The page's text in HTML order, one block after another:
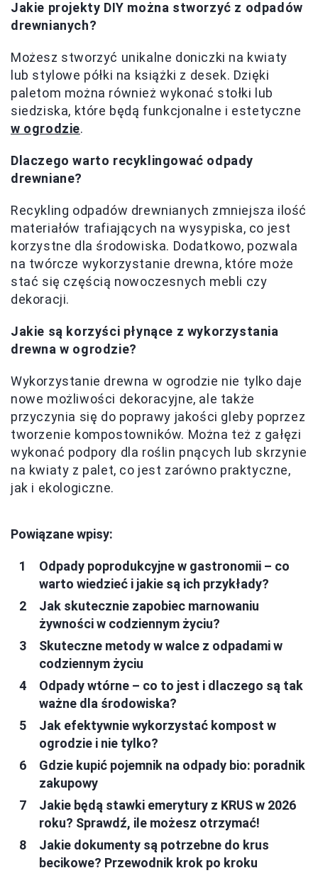
Jakie projekty DIY można stworzyć z odpadów
drewnianych?
Możesz stworzyć unikalne doniczki na kwiaty
lub stylowe półki na książki z desek. Dzięki
paletom można również wykonać stołki lub
siedziska, które będą funkcjonalne i estetyczne
w ogrodzie.
Dlaczego warto recyklingować odpady
drewniane?
Recykling odpadów drewnianych zmniejsza ilość
materiałów trafiających na wysypiska, co jest
korzystne dla środowiska. Dodatkowo, pozwala
na twórcze wykorzystanie drewna, które może
stać się częścią nowoczesnych mebli czy
dekoracji.
Jakie są korzyści płynące z wykorzystania
drewna w ogrodzie?
Wykorzystanie drewna w ogrodzie nie tylko daje
nowe możliwości dekoracyjne, ale także
przyczynia się do poprawy jakości gleby poprzez
tworzenie kompostowników. Można też z gałęzi
wykonać podpory dla roślin pnących lub skrzynie
na kwiaty z palet, co jest zarówno praktyczne,
jak i ekologiczne.
Powiązane wpisy:
Odpady poprodukcyjne w gastronomii – co
warto wiedzieć i jakie są ich przykłady?
Jak skutecznie zapobiec marnowaniu
żywności w codziennym życiu?
Skuteczne metody w walce z odpadami w
codziennym życiu
Odpady wtórne – co to jest i dlaczego są tak
ważne dla środowiska?
Jak efektywnie wykorzystać kompost w
ogrodzie i nie tylko?
Gdzie kupić pojemnik na odpady bio: poradnik
zakupowy
Jakie będą stawki emerytury z KRUS w 2026
roku? Sprawdź, ile możesz otrzymać!
Jakie dokumenty są potrzebne do krus
becikowe? Przewodnik krok po kroku